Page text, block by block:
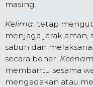
masing.
Kelima, tetap
menjaga jarak
sabun dan
secara benar. Keenam
membantu sesama
mengadakan atau